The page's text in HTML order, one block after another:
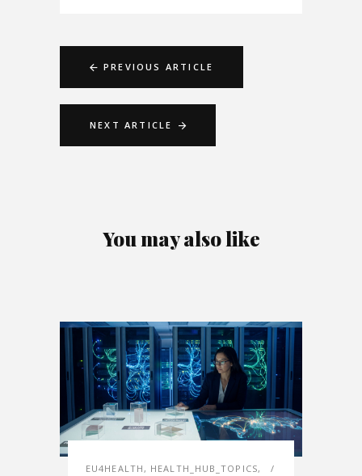
PREVIOUS ARTICLE
NEXT ARTICLE
You may also like
EU4HEALTH, HEALTH_HUB_TOPICS,